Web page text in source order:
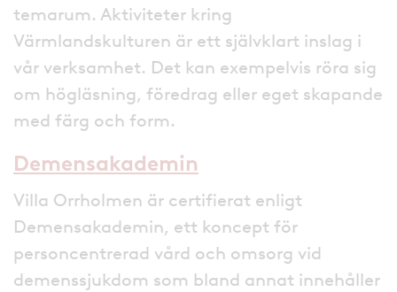
temarum. Aktiviteter kring
Värmlandskulturen är ett självklart inslag i
vår verksamhet. Det kan exempelvis röra sig
om högläsning, föredrag eller eget skapande
med färg och form.
Demensakademin
Villa Orrholmen är certifierat enligt
Demensakademin, ett koncept för
personcentrerad vård och omsorg vid
demenssjukdom som bland annat innehåller